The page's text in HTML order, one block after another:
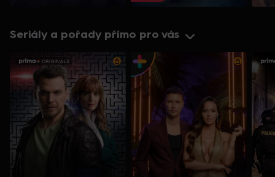
Seriály a pořady přímo pro vás